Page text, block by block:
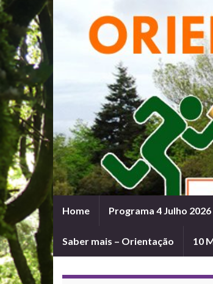
Home Programa 4 Julho 2026
Saber mais – Orientação 10